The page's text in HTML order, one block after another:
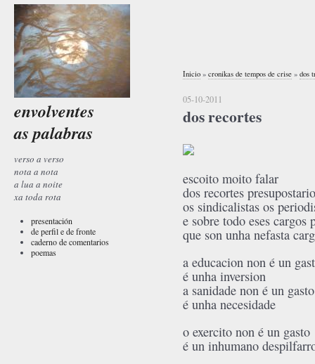
envolventes
as palabras
verso a verso
nota a nota
a lua a noite
xa toda rota
presentación
de perfil e de fronte
caderno de comentarios
poemas
Inicio » cronikas de tempos de crise » dos
05-10-2011
dos recortes
escoito moito falar
dos recortes
os sindicalistas os
e sobre todo eses cargos
que son unha nefasta
a educacion non é un
é unha inversion
a sanidade non é un gasto
é unha necesidade
o exercito non é un gasto
é un inhumano